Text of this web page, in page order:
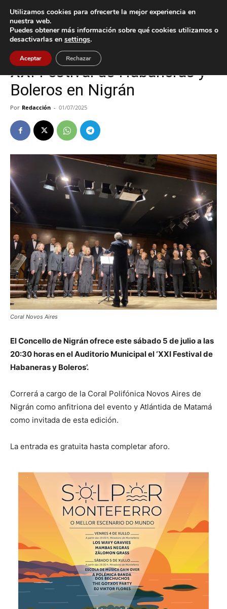
Inicio Cultura / Ocio
Cultura / Ocio Nigrán
XXI Festival de Habaneras y
Boleros en Nigrán
Por Redacción - 01/07/2025
Coral Novos Aires
El Concello de Nigrán ofrece este sábado 5 de julio a las
20:30 horas en el Auditorio Municipal el ‘XXI Festival de
Habaneras y Boleros’.
Correrá a cargo de la Coral Polifónica Novos Aires de
Nigrán como anfitriona del evento y Atlántida de Matamá
como invitada de esta edición.
La entrada es gratuita hasta completar aforo.
Utilizamos cookies para ofrecerte la mejor experiencia en
nuestra web.
Puedes obtener más información sobre qué cookies utilizamos o
desactivarlas en settings.
Aceptar Rechazar